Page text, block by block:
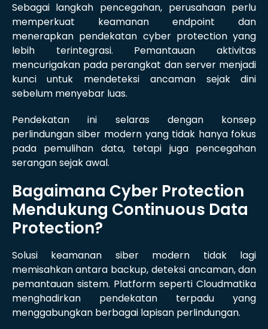
Sebagai langkah pencegahan, perusahaan perlu
memperkuat keamanan endpoint dan
menerapkan pendekatan cyber protection yang
lebih terintegrasi. Pemantauan aktivitas
mencurigakan pada perangkat dan server menjadi
kunci untuk mendeteksi ancaman sejak dini
sebelum menyebar luas.
Pendekatan ini selaras dengan konsep
perlindungan siber modern yang tidak hanya fokus
pada pemulihan data, tetapi juga pencegahan
serangan sejak awal.
Bagaimana Cyber Protection
Mendukung Continuous Data
Protection?
Solusi keamanan siber modern tidak lagi
memisahkan antara backup, deteksi ancaman, dan
pemantauan sistem. Platform seperti Cloudmatika
menghadirkan pendekatan terpadu yang
menggabungkan berbagai lapisan perlindungan.